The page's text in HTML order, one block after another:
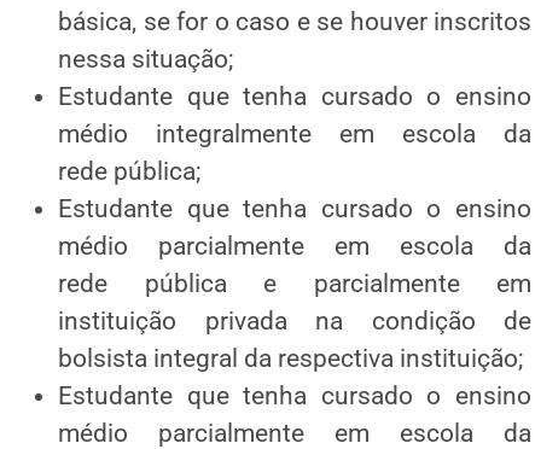
básica, se for o caso e se houver inscritos
nessa situação;
Estudante que tenha cursado o ensino
médio integralmente em escola da
rede pública;
Estudante que tenha cursado o ensino
médio parcialmente em escola da
rede pública e parcialmente em
instituição privada na condição de
bolsista integral da respectiva instituição;
Estudante que tenha cursado o ensino
médio parcialmente em escola da